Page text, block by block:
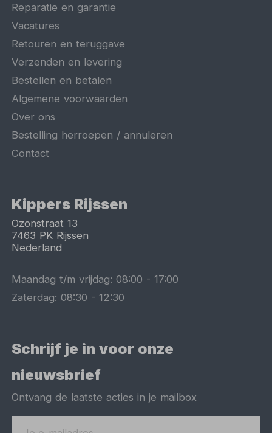
Reparatie en garantie
Vacatures
Retouren en teruggave
Verzenden en levering
Bestellen en betalen
Algemene voorwaarden
Over ons
Bestelling herroepen / annuleren
Contact
Kippers Rijssen
Ozonstraat 13
7463 PK Rijssen
Nederland
Maandag t/m vrijdag:08:00 -17:00
Zaterdag:08:30 -12:30
Schrijf je in voor onze
nieuwsbrief
Ontvang de laatste acties in je mailbox